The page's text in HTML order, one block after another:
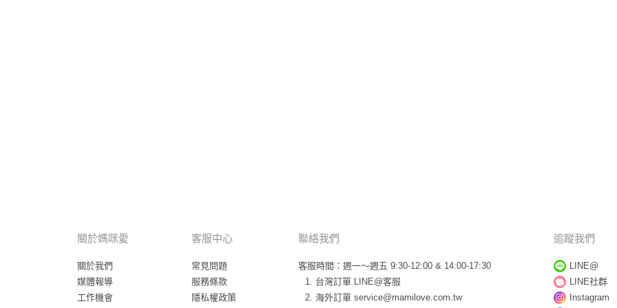
關於媽咪愛
關於我們
媒體報導
工作機會
客服中心
常見問題
服務條款
隱私權政策
聯絡我們
客服時間：週一～週五 9:30-12:00 & 14:00-17:30
台灣訂單 LINE@客服
海外訂單 service@mamilove.com.tw
追蹤我們
LINE@
LINE社群
Instagram